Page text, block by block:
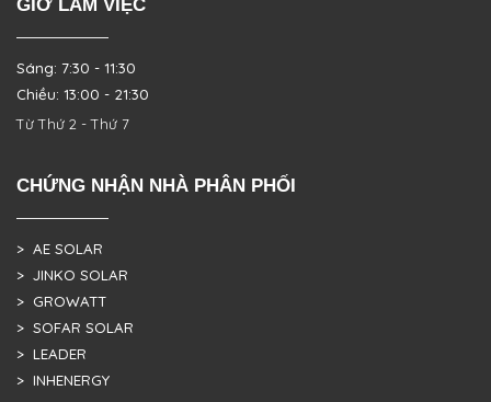
GIỜ LÀM VIỆC
Sáng: 7:30 - 11:30
Chiều: 13:00 - 21:30
Từ Thứ 2 - Thứ 7
CHỨNG NHẬN NHÀ PHÂN PHỐI
> AE SOLAR
> JINKO SOLAR
> GROWATT
> SOFAR SOLAR
> LEADER
> INHENERGY